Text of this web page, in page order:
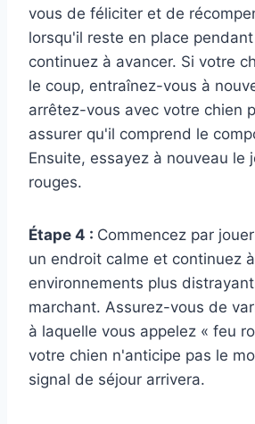
vous de féliciter et de
lorsqu'il reste en place
continuez à avancer. Si votre
le coup, entraînez-vous à
arrêtez-vous avec votre chien
assurer qu'il comprend le
Ensuite, essayez à nouveau le
rouges.
Étape 4 : Commencez par
un endroit calme et continuez
environnements plus
marchant. Assurez-vous de
à laquelle vous appelez « feu
votre chien n'anticipe pas le
signal de séjour arrivera.